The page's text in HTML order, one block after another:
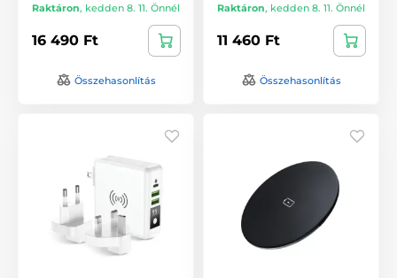
Raktáron, kedden 8. 11. Önnél
16 490 Ft
Összehasonlítás
Raktáron, kedden 8. 11. Önnél
11 460 Ft
Összehasonlítás